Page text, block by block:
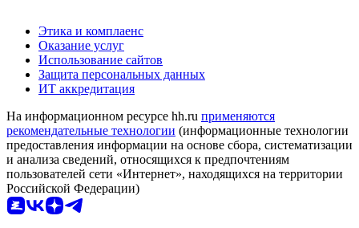
Этика и комплаенс
Оказание услуг
Использование сайтов
Защита персональных данных
ИТ аккредитация
На информационном ресурсе hh.ru применяются
рекомендательные технологии (информационные технологии
предоставления информации на основе сбора, систематизации
и анализа сведений, относящихся к предпочтениям
пользователей сети «Интернет», находящихся на территории
Российской Федерации)